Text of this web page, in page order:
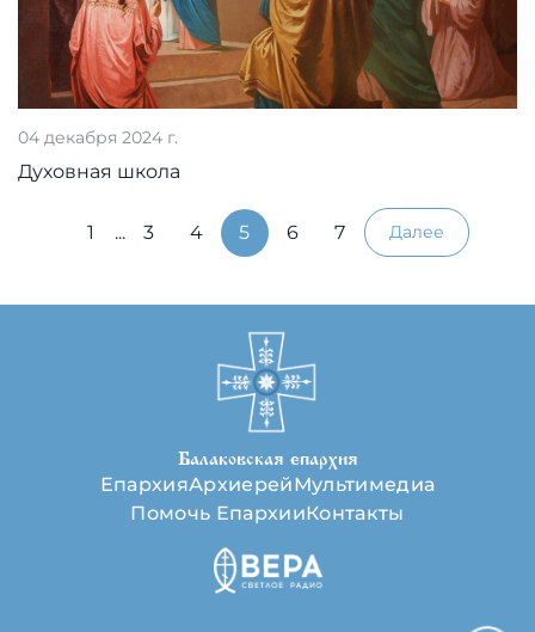
04 декабря 2024 г.
Духовная школа
1 ... 3 4 5 6 7 Далее
Балаковская епархия
ЕпархияАрхиерейМультимедиа
Помочь ЕпархииКонтакты